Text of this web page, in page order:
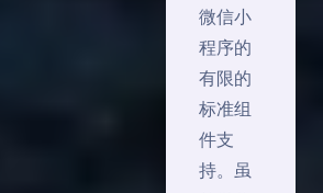
微信小
程序的
有限的
标准组
件支
持。虽